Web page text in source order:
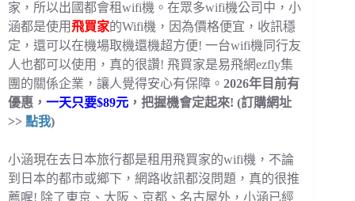
家，所以出國都會租wifi機。在眾多wifi機公司中，小
涵都是使用飛買家的Wifi機，因為價格便宜，收訊穩
定，還可以在機場取機還機超方便! 一台wifi機同行友
人也都可以使用，真的很讚! 飛買家是易飛網ezfly集
團的關係企業，讓人覺得安心有保障。 2026年目前有
優惠， 一天只要$89元 ，把握機會定起來! (訂購網址
>> 點我)
小涵現在去日本旅行都是租用飛買家的wifi機，不論
到日本的都市或鄉下，網路收訊都沒問題，真的很推
薦喔! 除了東京、大阪、京都、名古屋外，小涵已經